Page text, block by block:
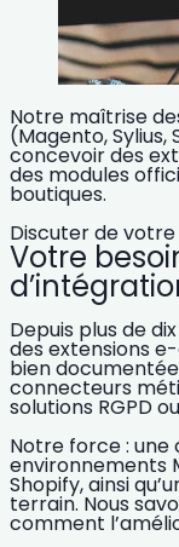
Notre maîtrise
(Magento,
concevoir des
des modules
boutiques.
Discuter de
Votre
Depuis plus de
des extensions
bien
connecteurs
solutions RGPD
Notre force :
environnements
Shopify, ainsi
terrain. Nous
comment